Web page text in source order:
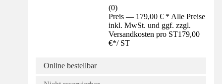
(0)
Preis — 179,00 € * Alle Preise
inkl. MwSt. und ggf. zzgl.
Versandkosten pro ST179,00
€*/ ST
Online bestellbar